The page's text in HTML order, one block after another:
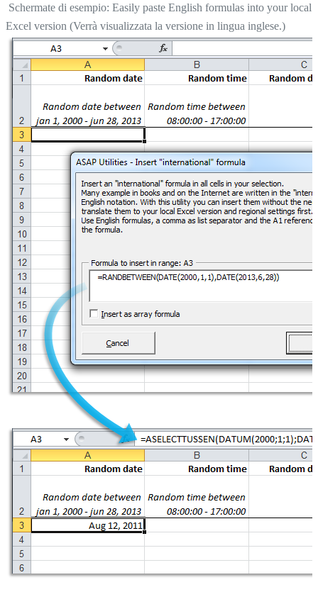
Schermate di esempio: Easily paste English formulas into your local
Excel version (Verrà visualizzata la versione in lingua inglese.)